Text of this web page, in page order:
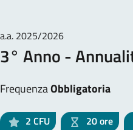
a.a. 2025/2026
3° Anno -
FrequenzaObbligatoria
2 CFU 20 ore